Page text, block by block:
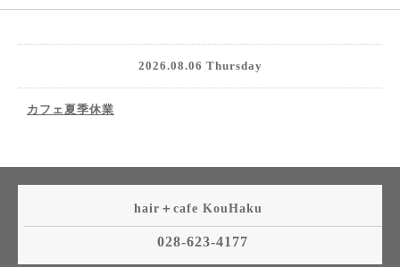
2026.08.06 Thursday
カフェ夏季休業
hair＋cafe KouHaku
028-623-4177